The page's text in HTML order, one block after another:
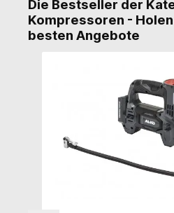
Die Bestseller der
Kompressoren -
besten Angebote